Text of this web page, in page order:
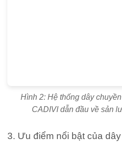
Hình 2: Hệ thống dây
CADIVI dẫn đầu về sản
3. Ưu điểm nổi bật của